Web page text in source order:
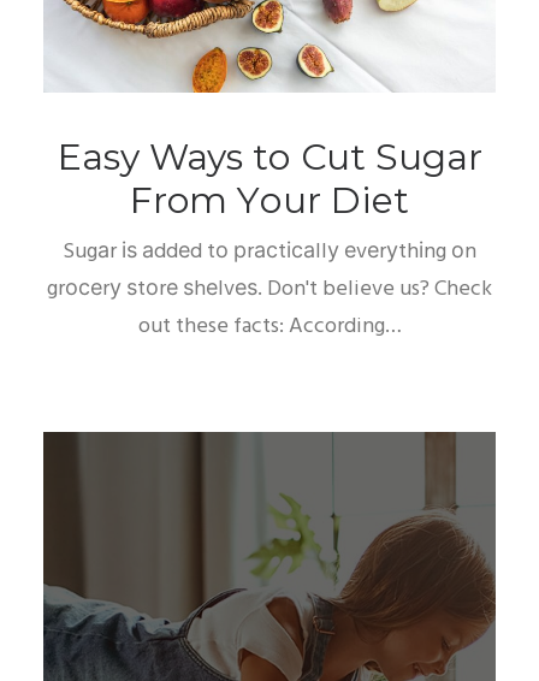
Easy Ways tо Cut Sugar
From Yоur Dіеt
Sugаr іѕ аddеd tо рrасtісаllу еvеrуthіng оn
grосеrу ѕtоrе ѕhеlvеѕ. Don't believe us? Check
out these facts: According…